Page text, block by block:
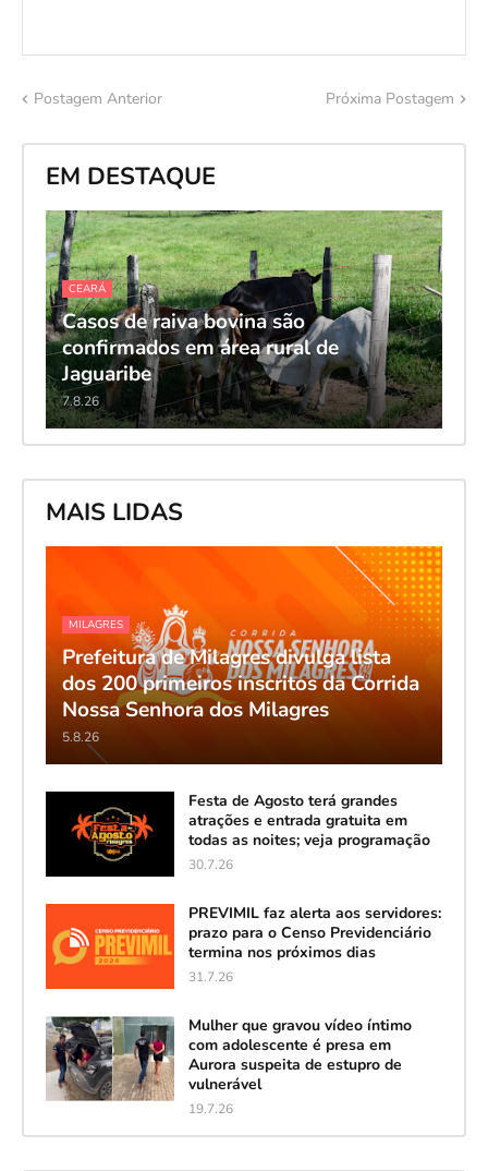
Postagem Anterior Próxima Postagem
EM DESTAQUE
CEARÁ
Casos de raiva bovina são
confirmados em área rural de
Jaguaribe
7.8.26
MAIS LIDAS
MILAGRES
Prefeitura de Milagres divulga lista
dos 200 primeiros inscritos da Corrida
Nossa Senhora dos Milagres
5.8.26
Festa de Agosto terá grandes
atrações e entrada gratuita em
todas as noites; veja programação
30.7.26
PREVIMIL faz alerta aos servidores:
prazo para o Censo Previdenciário
termina nos próximos dias
31.7.26
Mulher que gravou vídeo íntimo
com adolescente é presa em
Aurora suspeita de estupro de
vulnerável
19.7.26